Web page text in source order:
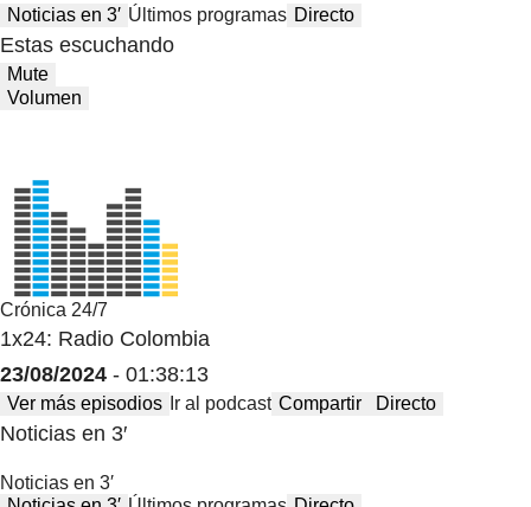
Noticias en 3′ Últimos programas Directo
Estas escuchando
Mute
Volumen
Crónica 24/7
1x24: Radio Colombia
23/08/2024 - 01:38:13
Ver más episodios Ir al podcast Compartir Directo
Noticias en 3′
Noticias en 3′